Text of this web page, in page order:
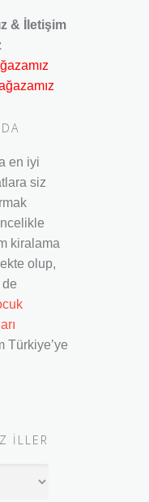
& İletişim
en iyi
siz
kiralama
olup,
Türkiye’ye
İLLER